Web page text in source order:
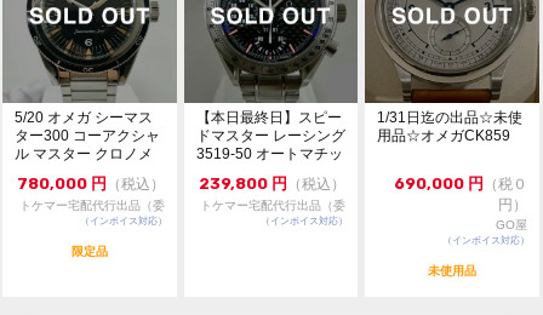
5/20 オメガ シーマス
ター300 コーアクシャ
ル マスター クロノメ
780,000 円 （税込）
トケマー宅配代行出品（委
託販売）
（インボイス対応）
限定品
【本日最終日】スピー
ドマスター レーシング
3519-50 オートマチッ
239,800 円 （税込）
トケマー宅配代行出品（委
託販売）
（インボイス対応）
1/31日迄の出品☆未使
用品☆オメガCK859
690,000 円 （税０
円）
GO屋
（インボイス対応）
未使用品